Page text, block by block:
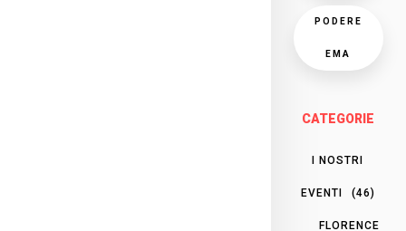
PODERE
EMA
CATEGORIE
I NOSTRI
EVENTI (46)
FLORENCE